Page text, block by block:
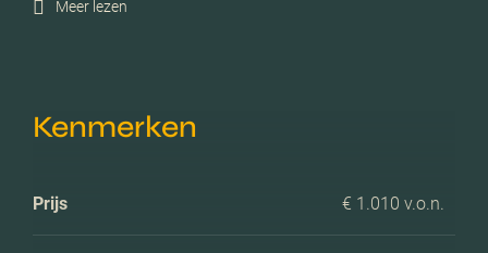
Meer lezen
Kenmerken
Prijs € 1.010 v.o.n.